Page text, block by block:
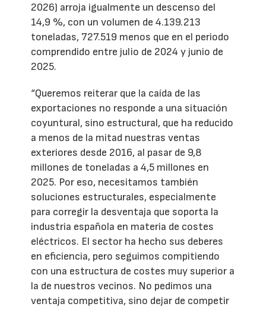
2026) arroja igualmente un descenso del
14,9 %, con un volumen de 4.139.213
toneladas, 727.519 menos que en el periodo
comprendido entre julio de 2024 y junio de
2025.
“Queremos reiterar que la caída de las
exportaciones no responde a una situación
coyuntural, sino estructural, que ha reducido
a menos de la mitad nuestras ventas
exteriores desde 2016, al pasar de 9,8
millones de toneladas a 4,5 millones en
2025. Por eso, necesitamos también
soluciones estructurales, especialmente
para corregir la desventaja que soporta la
industria española en materia de costes
eléctricos. El sector ha hecho sus deberes
en eficiencia, pero seguimos compitiendo
con una estructura de costes muy superior a
la de nuestros vecinos. No pedimos una
ventaja competitiva, sino dejar de competir